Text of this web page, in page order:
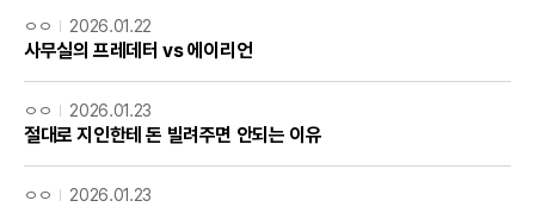
ㅇㅇ 2026.01.22
사무실의 프레데터 vs 에이리언
ㅇㅇ 2026.01.23
절대로 지인한테 돈 빌려주면 안되는 이유
ㅇㅇ 2026.01.23